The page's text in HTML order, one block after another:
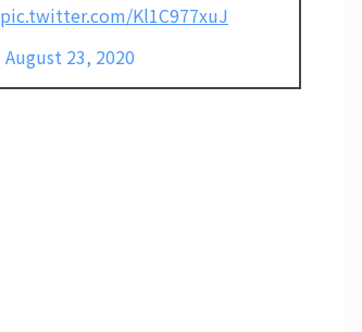
pic.twitter.com/Kl1C977xuJ
August 23, 2020